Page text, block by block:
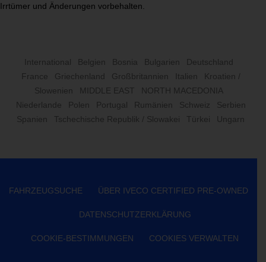
Irrtümer und Änderungen vorbehalten.
International Belgien Bosnia Bulgarien
Deutschland
France
Griechenland Großbritannien Italien
Kroatien /
Slowenien
MIDDLE EAST
NORTH MACEDONIA
Niederlande
Polen Portugal Rumänien Schweiz
Serbien
Spanien
Tschechische Republik / Slowakei Türkei Ungarn
FAHRZEUGSUCHE ÜBER IVECO CERTIFIED PRE-OWNED
DATENSCHUTZERKLÄRUNG
COOKIE-BESTIMMUNGEN COOKIES VERWALTEN